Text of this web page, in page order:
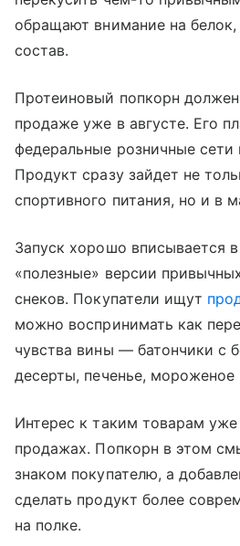
обращают внимание на
состав.
Протеиновый попкорн
продаже уже в августе. Его
федеральные розничные сети
Продукт сразу зайдет не
спортивного питания, но и в
Запуск хорошо вписывается
«полезные» версии
снеков. Покупатели ищут
можно воспринимать как
чувства вины — батончики с
десерты, печенье, мороженое
Интерес к таким товарам
продажах. Попкорн в этом
знаком покупателю, а
сделать продукт более
на полке.